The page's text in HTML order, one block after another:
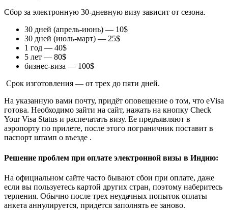
Сбор за электронную 30-дневную визу зависит от сезона.
30 дней (апрель-июнь) — 10$
30 дней (июль-март) — 25$
1 год — 40$
5 лет — 80$
бизнес-виза — 100$
Срок изготовления — от трех до пяти дней.
На указанную вами почту, придёт оповещение о том, что eVisa
готова. Необходимо зайти на сайт, нажать на кнопку Check
Your Visa Status и распечатать визу. Ее предъявляют в
аэропорту по прилете, после этого пограничник поставит в
паспорт штамп о въезде .
Решение проблем при оплате электронной визы в Индию:
На официальном сайте часто бывают сбои при оплате, даже
если вы пользуетесь картой других стран, поэтому наберитесь
терпения. Обычно после трех неудачных попыток оплаты
анкета аннулируется, придется заполнять ее заново.